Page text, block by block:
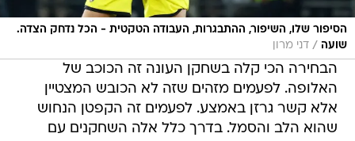
הסיפור שלו, השיפור, ההתבגרות, העבודה הטקטית - הכל נדחק הצדה.
שועה / דני מרון
הבחירה הכי קלה בשחקן העונה זה הכוכב של
האלופה. לפעמים מזהים שזה לא הכובש המצטיין
אלא קשר גרזן באמצע. לפעמים זה הקפטן הנחוש
שהוא הלב והסמל. בדרך כלל אלה השחקנים עם